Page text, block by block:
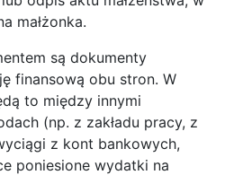
małżonka.
są dokumenty
finansową obu stron. W
to między innymi
(np. z zakładu pracy, z
z kont bankowych,
poniesione wydatki na